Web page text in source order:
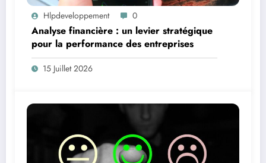
Hlpdeveloppement 0
Analyse financière : un levier stratégique
pour la performance des entreprises
15 Juillet 2026